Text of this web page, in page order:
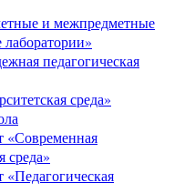
и межпредметные
лаборатории»
педагогическая
среда»
«Современная
среда»